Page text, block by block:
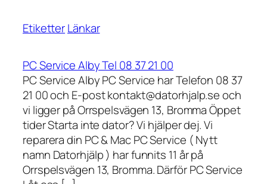
EtiketterLänkar
PC Service Alby Tel 08 37 21 00
PC Service Alby PC Service har Telefon 08 37
21 00 och E-post kontakt@datorhjalp.se och
vi ligger på Orrspelsvägen 13, Bromma Öppet
tider Starta inte dator? Vi hjälper dej. Vi
reparera din PC & Mac PC Service ( Nytt
namn Datorhjälp ) har funnits 11 år på
Orrspelsvägen 13, Bromma. Därför PC Service